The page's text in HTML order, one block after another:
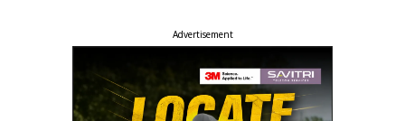
Advertisement